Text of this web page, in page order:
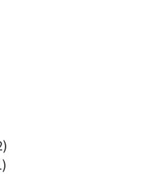
2
個1